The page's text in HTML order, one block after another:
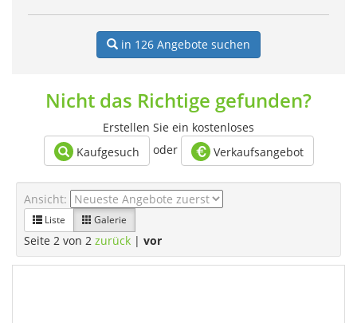
in 126 Angebote suchen
Nicht das Richtige gefunden?
Erstellen Sie ein kostenloses
Kaufgesuch
oder Verkaufsangebot
Ansicht:
Liste Galerie
Seite 2 von 2 zurück | vor